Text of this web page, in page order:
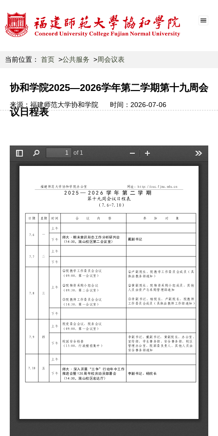
当前位置： 首页 公共服务 周会议表
协和学院2025—2026学年第二学期第十九周会
议日程表
来源： 福建师范大学协和学院 时间： 2026-07-06